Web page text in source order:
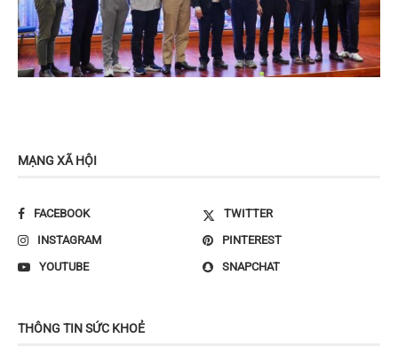
MẠNG XÃ HỘI
FACEBOOK
TWITTER
INSTAGRAM
PINTEREST
YOUTUBE
SNAPCHAT
THÔNG TIN SỨC KHOẺ